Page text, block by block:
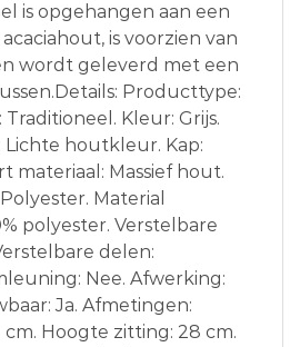
is opgehangen aan een
is voorzien van
wordt geleverd met een
Producttype:
Kleur: Grijs.
Lichte houtkleur. Kap:
materiaal: Massief hout.
Material
polyester. Verstelbare
delen:
Nee. Afwerking:
Ja. Afmetingen:
cm. Hoogte zitting: 28 cm.